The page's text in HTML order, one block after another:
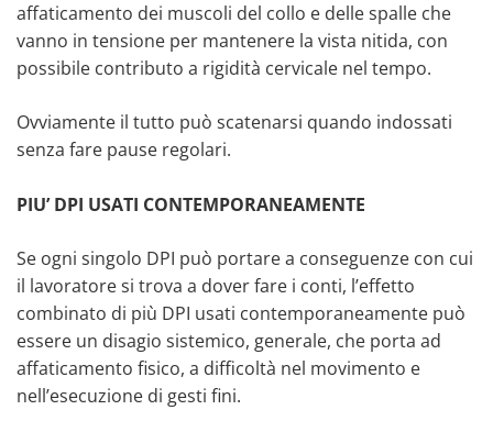
affaticamento dei muscoli del collo e delle spalle che
vanno in tensione per mantenere la vista nitida, con
possibile contributo a rigidità cervicale nel tempo.
Ovviamente il tutto può scatenarsi quando indossati
senza fare pause regolari.
PIU’ DPI USATI CONTEMPORANEAMENTE
Se ogni singolo DPI può portare a conseguenze con cui
il lavoratore si trova a dover fare i conti, l’effetto
combinato di più DPI usati contemporaneamente può
essere un disagio sistemico, generale, che porta ad
affaticamento fisico, a difficoltà nel movimento e
nell’esecuzione di gesti fini.